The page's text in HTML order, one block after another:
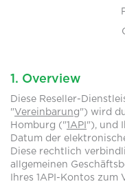
1. Overview
Diese Reseller-
"Vereinbarung") wird
Homburg ("1API "), und
Datum der
Diese rechtlich
allgemeinen
Ihres 1API-Kontos